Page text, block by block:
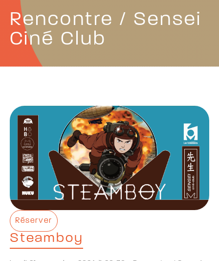
Rencontre / Sensei
Ciné Club
Réserver
Steamboy